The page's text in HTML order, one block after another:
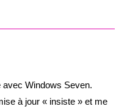
Windows Seven.
à jour « insiste » et me